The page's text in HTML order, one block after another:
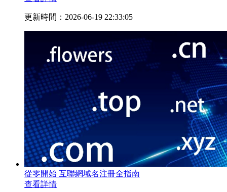
更新時間：2026-06-19 22:33:05
從零開始 互聯網域名注冊全指南
查看詳情